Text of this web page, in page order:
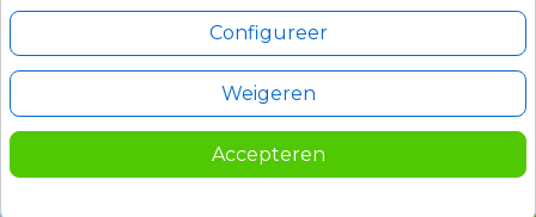
Configureer
Weigeren
Accepteren